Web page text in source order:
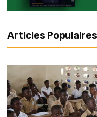
Articles Populaires